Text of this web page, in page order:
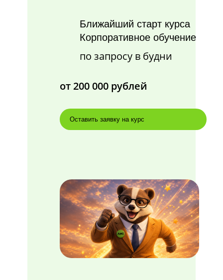
Ближайший старт курса
Корпоративное обучение
по запросу в будни
от 200 000 рублей
Оставить заявку на курс